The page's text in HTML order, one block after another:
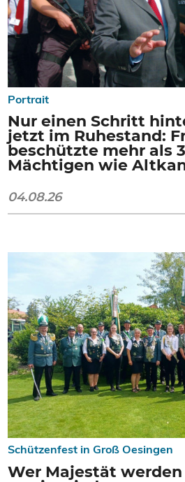
Portrait
Nur einen Schritt
jetzt im Ruhestand:
beschützte mehr als
Mächtigen wie
04.08.26
Schützenfest in Groß Oesingen
Wer Majestät